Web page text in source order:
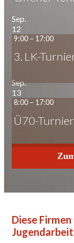
Sep.
12
9:00 – 17:00
3. LK-
Sep.
13
8:00 – 17:00
Ü70-
Diese